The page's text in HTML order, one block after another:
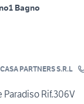
1 Bagno
PARTNERS S.R.L
Rif.306V